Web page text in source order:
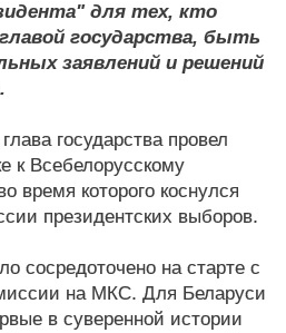
для тех, кто
государства, быть
заявлений и решений
государства провел
к Всебелорусскому
время которого коснулся
президентских выборов.
сосредоточено на старте с
на МКС. Для Беларуси
в суверенной истории